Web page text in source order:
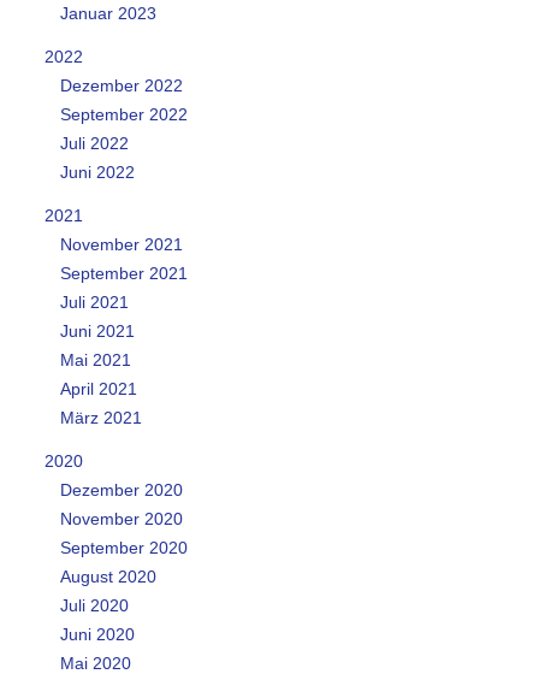
Januar 2023
2022
Dezember 2022
September 2022
Juli 2022
Juni 2022
2021
November 2021
September 2021
Juli 2021
Juni 2021
Mai 2021
April 2021
März 2021
2020
Dezember 2020
November 2020
September 2020
August 2020
Juli 2020
Juni 2020
Mai 2020